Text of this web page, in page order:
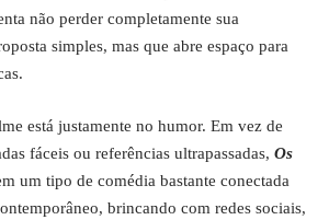
não perder completamente sua
simples, mas que abre espaço para
está justamente no humor. Em vez de
fáceis ou referências ultrapassadas, Os
um tipo de comédia bastante conectada
brincando com redes sociais,